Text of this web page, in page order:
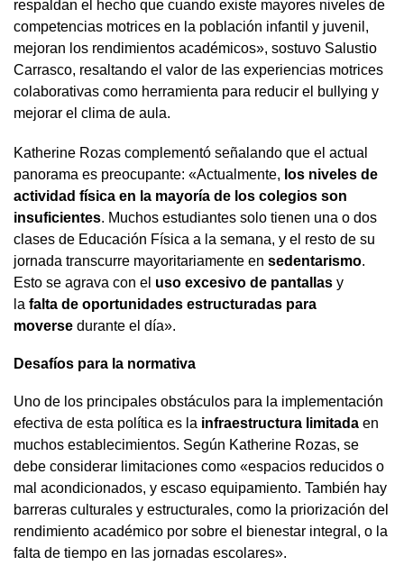
respaldan el hecho que cuando existe mayores niveles de
competencias motrices en la población infantil y juvenil,
mejoran los rendimientos académicos», sostuvo Salustio
Carrasco, resaltando el valor de las experiencias motrices
colaborativas como herramienta para reducir el bullying y
mejorar el clima de aula.
Katherine Rozas complementó señalando que el actual
panorama es preocupante: «Actualmente, los niveles de
actividad física en la mayoría de los colegios son
insuficientes. Muchos estudiantes solo tienen una o dos
clases de Educación Física a la semana, y el resto de su
jornada transcurre mayoritariamente en sedentarismo.
Esto se agrava con el uso excesivo de pantallas y
la falta de oportunidades estructuradas para
moverse durante el día».
Desafíos para la normativa
Uno de los principales obstáculos para la implementación
efectiva de esta política es la infraestructura limitada en
muchos establecimientos. Según Katherine Rozas, se
debe considerar limitaciones como «espacios reducidos o
mal acondicionados, y escaso equipamiento. También hay
barreras culturales y estructurales, como la priorización del
rendimiento académico por sobre el bienestar integral, o la
falta de tiempo en las jornadas escolares».